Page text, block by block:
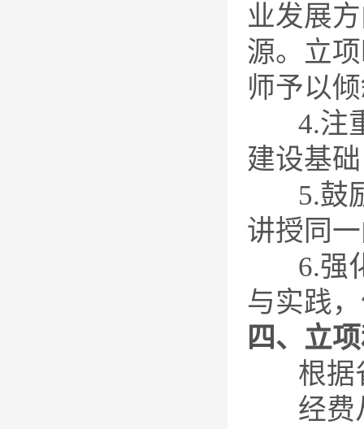
业发展
源。立
师予以
4.注重
建设基
5.鼓励
讲授同
6.强化
与实践
四、立
根据省
经费从